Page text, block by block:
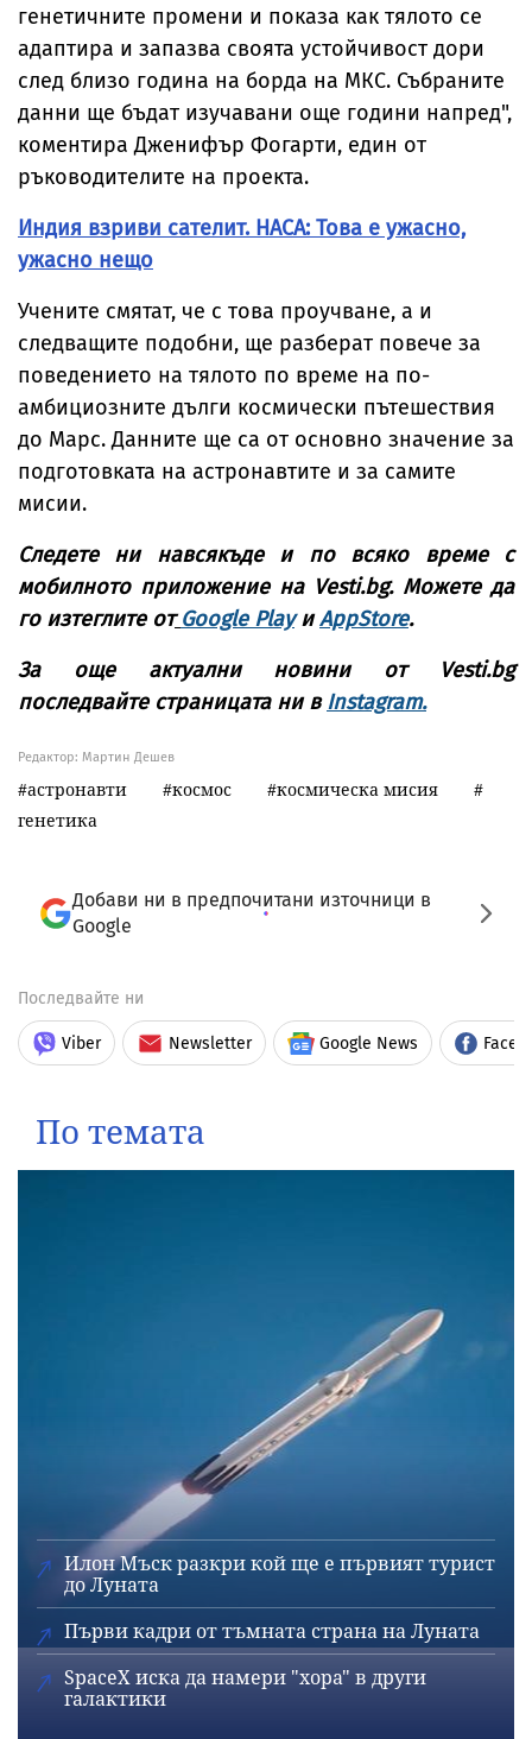
генетичните промени и показа как тялото се
адаптира и запазва своята устойчивост дори
след близо година на борда на МКС. Събраните
данни ще бъдат изучавани още години напред",
коментира Дженифър Фогарти, един от
ръководителите на проекта.
Индия взриви сателит. НАСА: Това е ужасно,
ужасно нещо
Учените смятат, че с това проучване, а и
следващите подобни, ще разберат повече за
поведението на тялото по време на по-
амбициозните дълги космически пътешествия
до Марс. Данните ще са от основно значение за
подготовката на астронавтите и за самите
мисии.
Следете ни навсякъде и по всяко време с
мобилното приложение на Vesti.bg. Можете да
го изтеглите от Google PlayиAppStore.
За още актуални новини от Vesti.bg
последвайте страницата ни в Instagram.
Редактор: Мартин Дешев
астронавти космос
космическа мисия
генетика
Добави ни в предпочитани източници в
Google
Последвайте ни
Viber Newsletter Google News
По темата
Илон Мъск разкри кой ще е първият турист
до Луната
Първи кадри от тъмната страна на Луната
SpaceX иска да намери "хора" в други
галактики